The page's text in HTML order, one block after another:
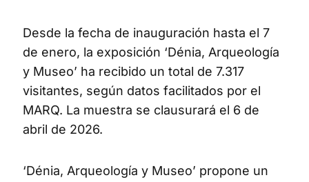
Desde la fecha de inauguración hasta el 7
de enero, la exposición ‘Dénia, Arqueología
y Museo’ ha recibido un total de 7.317
visitantes, según datos facilitados por el
MARQ. La muestra se clausurará el 6 de
abril de 2026.
‘Dénia, Arqueología y Museo’ propone un